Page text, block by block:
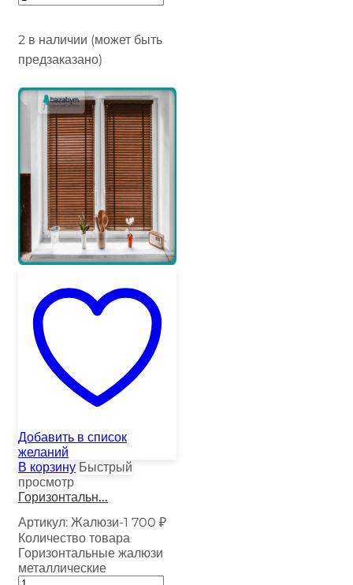
2 в наличии (может быть
предзаказано)
Добавить в список
желаний
В корзину Быстрый
просмотр
Горизонтальн...
Артикул: Жалюзи-1 700 ₽
Количество товара
Горизонтальные жалюзи
металлические